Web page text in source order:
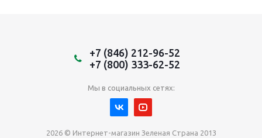
+7 (846) 212-96-52
+7 (800) 333-62-52
Мы в социальных сетях:
2026 © Интернет-магазин Зеленая Страна 2013